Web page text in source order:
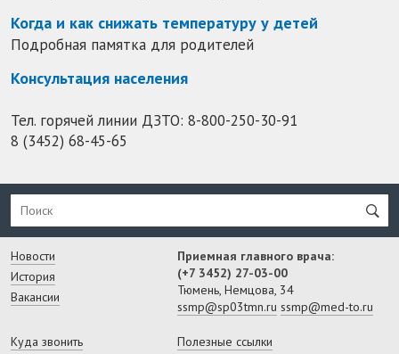
Когда и как снижать температуру у детей
Подробная памятка для родителей
Консультация населения
Тел. горячей линии ДЗТО: 8-800-250-30-91
8 (3452) 68-45-65
Новости
История
Вакансии
Приемная главного врача:
(+7 3452) 27-03-00
Тюмень, Немцова, 34
ssmp@sp03tmn.ru ssmp@med-to.ru
Куда звонить
Полезные ссылки